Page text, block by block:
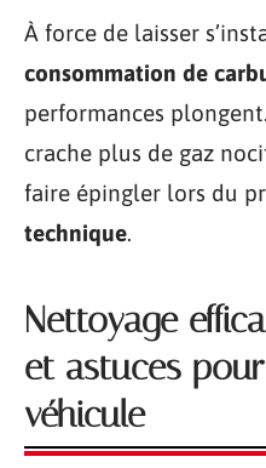
À force de laisser
consommation de
performances
crache plus de gaz
faire épingler lors du
technique.
Nettoyage
et astuces
véhicule